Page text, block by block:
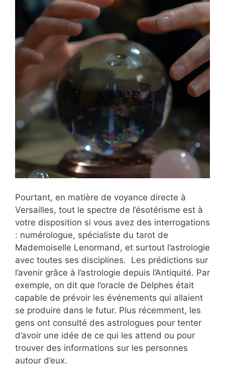
Pourtant, en matière de voyance directe à
Versailles, tout le spectre de l’ésotérisme est à
votre disposition si vous avez des interrogations
: numérologue, spécialiste du tarot de
Mademoiselle Lenormand, et surtout l’astrologie
avec toutes ses disciplines. Les prédictions sur
l’avenir grâce à l’astrologie depuis l’Antiquité. Par
exemple, on dit que l’oracle de Delphes était
capable de prévoir les événements qui allaient
se produire dans le futur. Plus récemment, les
gens ont consulté des astrologues pour tenter
d’avoir une idée de ce qui les attend ou pour
trouver des informations sur les personnes
autour d’eux.